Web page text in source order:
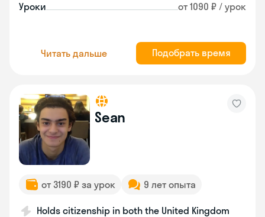
Уроки от 1090 ₽ / урок
Читать дальше Подобрать время
Sean
от 3190 ₽ за урок 9 лет опыта
Holds citizenship in both the United Kingdom